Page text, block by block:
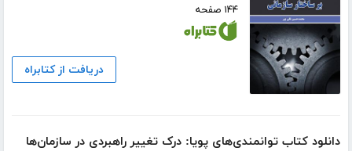
۱۴۴ صفحه
دریافت از کتابراه
دانلود کتاب توانمندی‌های پویا: درک تغییر راهبردی در سازمان‌ها